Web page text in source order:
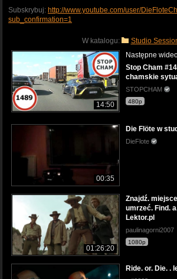
Subskrybuj: http://www.youtube.com/user/
sub_confirmation=1
W katalogu: Studio
14:50
Następne
Stop Cham
chamskie
STOPCHAM
480p
00:35
Die Flöte w
DieFlote
01:26:20
Znajdź.
umrzeć. Find.
Lektor.pl
paulinagorni2007
1080p
Ride. or. Die. .